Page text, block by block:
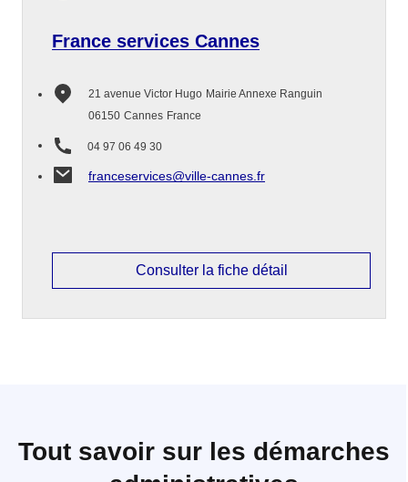
France services Cannes
21 avenue Victor Hugo Mairie Annexe Ranguin
06150 Cannes France
04 97 06 49 30
franceservices@ville-cannes.fr
Consulter la fiche détail
Tout savoir sur les démarches